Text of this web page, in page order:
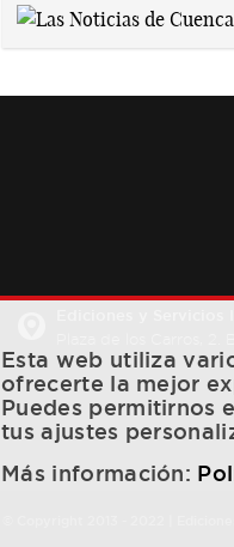
Esta web utiliza
ofrecerte la mejor
Puedes permitirnos
tus ajustes
Más información: